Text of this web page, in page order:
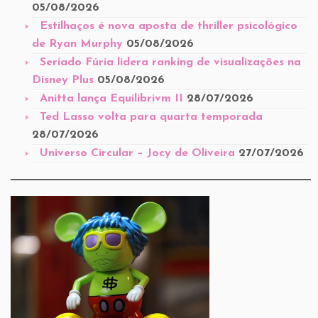
05/08/2026
Estilhaços é nova aposta de thriller psicológico
de Ryan Murphy 05/08/2026
Seriado Fúria lidera ranking de visualizações na
Disney Plus 05/08/2026
Anitta lança Equilibrivm II 28/07/2026
Ted Lasso volta para quarta temporada
28/07/2026
Universo Circular – Jocy de Oliveira 27/07/2026